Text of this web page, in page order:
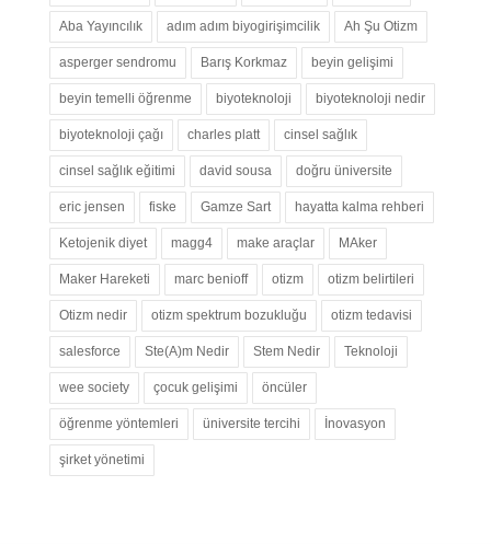
Aba Yayıncılık adım adım biyogirişimcilik Ah Şu Otizm
asperger sendromu Barış Korkmaz beyin gelişimi
beyin temelli öğrenme biyoteknoloji biyoteknoloji nedir
biyoteknoloji çağı charles platt cinsel sağlık
cinsel sağlık eğitimi david sousa doğru üniversite
eric jensen fiske Gamze Sart hayatta kalma rehberi
Ketojenik diyet magg4 make araçlar MAker
Maker Hareketi marc benioff otizm otizm belirtileri
Otizm nedir otizm spektrum bozukluğu otizm tedavisi
salesforce Ste(A)m Nedir Stem Nedir Teknoloji
wee society çocuk gelişimi öncüler
öğrenme yöntemleri üniversite tercihi İnovasyon
şirket yönetimi